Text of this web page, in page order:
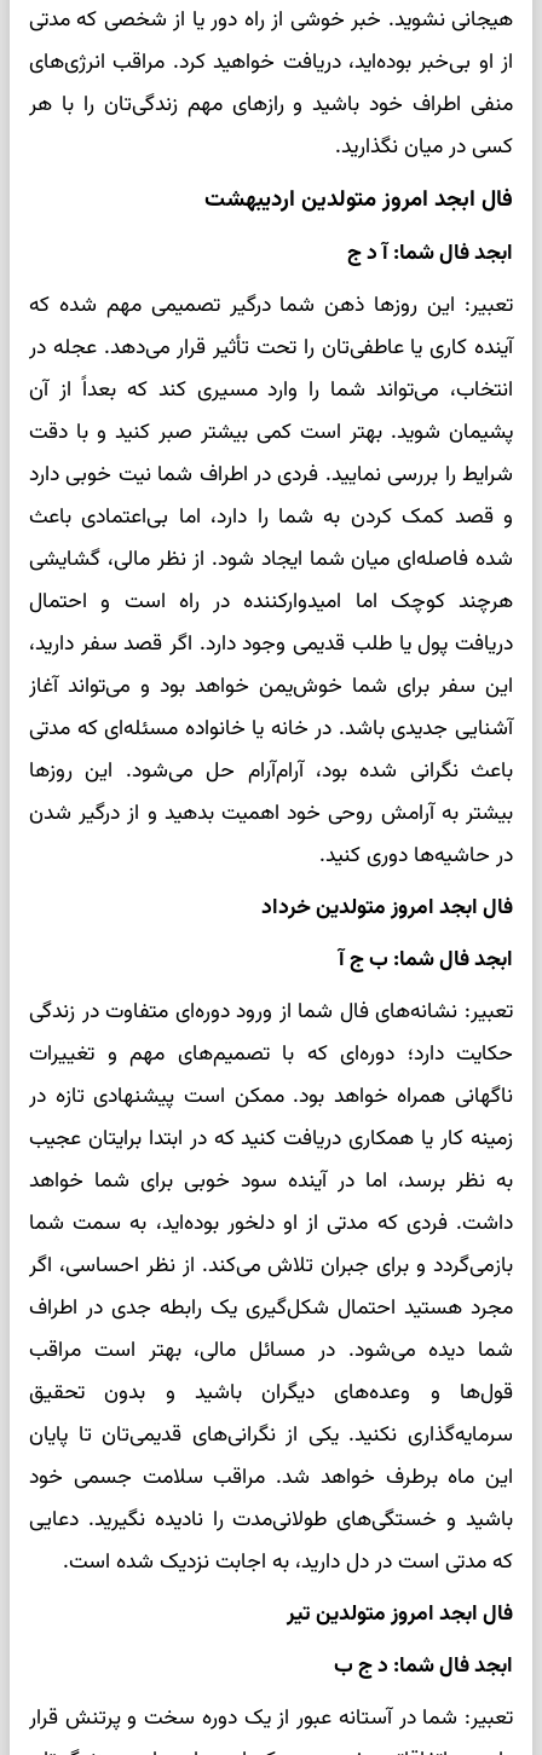
هیجانی نشوید. خبر خوشی از راه دور یا از شخصی که مدتی
از او بی‌خبر بوده‌اید، دریافت خواهید کرد. مراقب انرژی‌های
منفی اطراف خود باشید و رازهای مهم زندگی‌تان را با هر
کسی در میان نگذارید.
فال ابجد امروز متولدین اردیبهشت
ابجد فال شما: آ د ج
تعبیر: این روزها ذهن شما درگیر تصمیمی مهم شده که
آینده کاری یا عاطفی‌تان را تحت تأثیر قرار می‌دهد. عجله در
انتخاب، می‌تواند شما را وارد مسیری کند که بعداً از آن
پشیمان شوید. بهتر است کمی بیشتر صبر کنید و با دقت
شرایط را بررسی نمایید. فردی در اطراف شما نیت خوبی دارد
و قصد کمک کردن به شما را دارد، اما بی‌اعتمادی باعث
شده فاصله‌ای میان شما ایجاد شود. از نظر مالی، گشایشی
هرچند کوچک اما امیدوارکننده در راه است و احتمال
دریافت پول یا طلب قدیمی وجود دارد. اگر قصد سفر دارید،
این سفر برای شما خوش‌یمن خواهد بود و می‌تواند آغاز
آشنایی جدیدی باشد. در خانه یا خانواده مسئله‌ای که مدتی
باعث نگرانی شده بود، آرام‌آرام حل می‌شود. این روزها
بیشتر به آرامش روحی خود اهمیت بدهید و از درگیر شدن
در حاشیه‌ها دوری کنید.
فال ابجد امروز متولدین خرداد
ابجد فال شما: ب ج آ
تعبیر: نشانه‌های فال شما از ورود دوره‌ای متفاوت در زندگی
حکایت دارد؛ دوره‌ای که با تصمیم‌های مهم و تغییرات
ناگهانی همراه خواهد بود. ممکن است پیشنهادی تازه در
زمینه کار یا همکاری دریافت کنید که در ابتدا برایتان عجیب
به نظر برسد، اما در آینده سود خوبی برای شما خواهد
داشت. فردی که مدتی از او دلخور بوده‌اید، به سمت شما
بازمی‌گردد و برای جبران تلاش می‌کند. از نظر احساسی، اگر
مجرد هستید احتمال شکل‌گیری یک رابطه جدی در اطراف
شما دیده می‌شود. در مسائل مالی، بهتر است مراقب
قول‌ها و وعده‌های دیگران باشید و بدون تحقیق
سرمایه‌گذاری نکنید. یکی از نگرانی‌های قدیمی‌تان تا پایان
این ماه برطرف خواهد شد. مراقب سلامت جسمی خود
باشید و خستگی‌های طولانی‌مدت را نادیده نگیرید. دعایی
که مدتی است در دل دارید، به اجابت نزدیک شده است.
فال ابجد امروز متولدین تیر
ابجد فال شما: د ج ب
تعبیر: شما در آستانه عبور از یک دوره سخت و پرتنش قرار